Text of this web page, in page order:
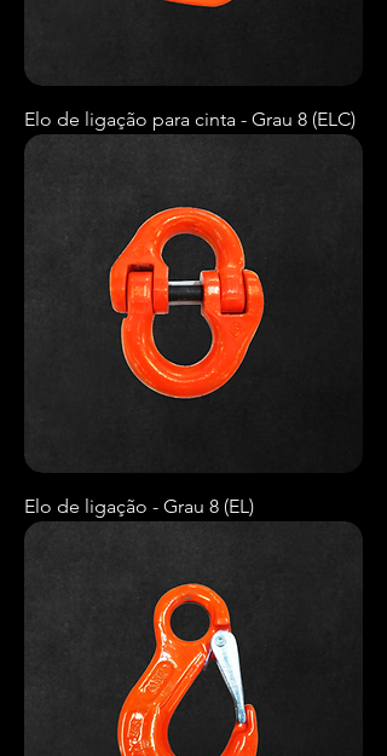
Elo de ligação para cinta - Grau 8 (ELC)
Elo de ligação - Grau 8 (EL)